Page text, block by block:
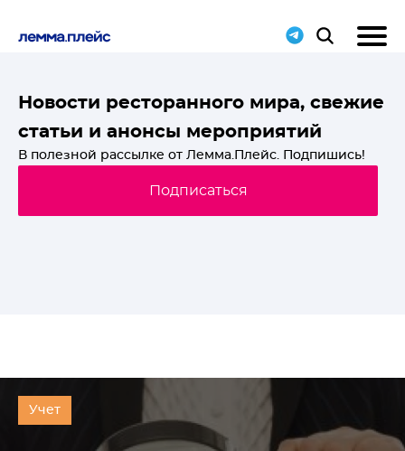
Новости ресторанного мира, свежие
статьи и анонсы мероприятий
В полезной рассылке от Лемма.Плейс. Подпишись!
Подписаться
Учет